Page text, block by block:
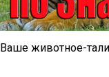
Ваше животное-